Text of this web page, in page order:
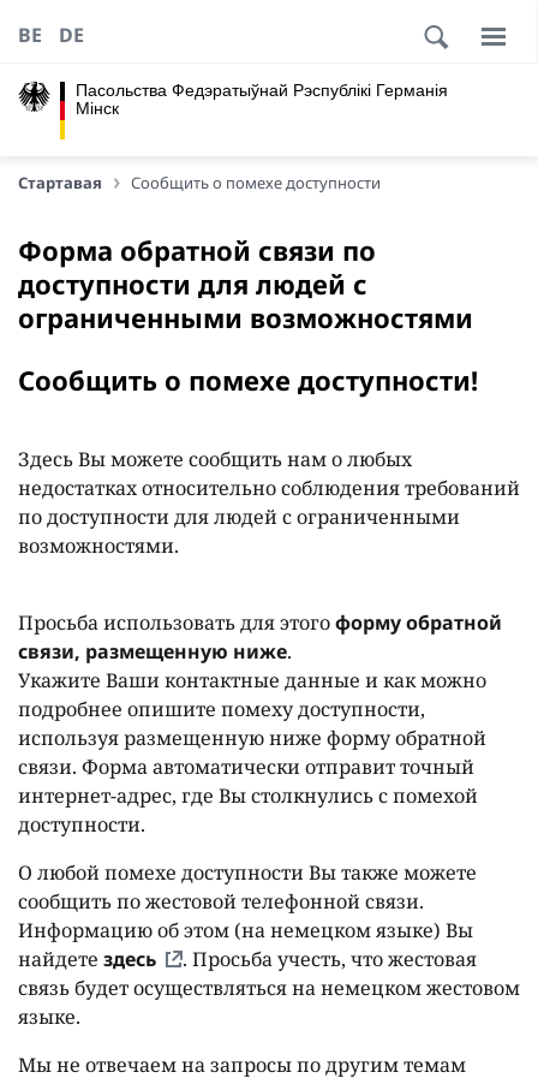
Пасольства Федэратыўнай Рэспублікі Германія
Мінск
BE DE
Стартавая Сообщить о помехе доступности
Форма обратной связи по
доступности для людей с
ограниченными возможностями
Сообщить о помехе доступности!
Здесь Вы можете сообщить нам о любых
недостатках относительно соблюдения требований
по доступности для людей с ограниченными
возможностями.
Просьба использовать для этогоформу обратной
связи, размещенную ниже.
Укажите Ваши контактные данные и как можно
подробнее опишите помеху доступности,
используя размещенную ниже форму обратной
связи. Форма автоматически отправит точный
интернет-адрес, где Вы столкнулись с помехой
доступности.
О любой помехе доступности Вы также можете
сообщить по жестовой телефонной связи.
Информацию об этом (на немецком языке) Вы
найдете здесь
. Просьба учесть, что жестовая
связь будет осуществляться на немецком жестовом
языке.
Мы не отвечаем на запросы по другим темам